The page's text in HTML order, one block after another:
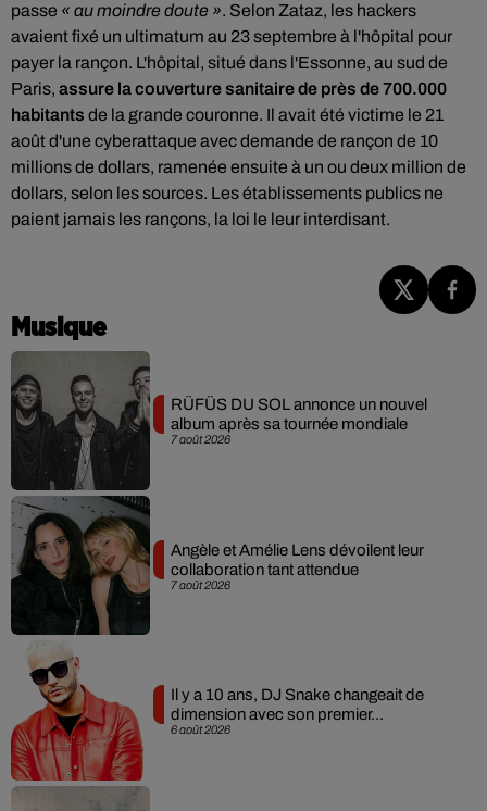
passe « au moindre doute ». Selon Zataz, les hackers
avaient fixé un ultimatum au 23 septembre à l'hôpital pour
payer la rançon. L'hôpital, situé dans l'Essonne, au sud de
Paris, assure la couverture sanitaire de près de 700.000
habitants de la grande couronne. Il avait été victime le 21
août d'une cyberattaque avec demande de rançon de 10
millions de dollars, ramenée ensuite à un ou deux million de
dollars, selon les sources. Les établissements publics ne
paient jamais les rançons, la loi le leur interdisant.
Musique
7 août 2026
RÜFÜS DU SOL annonce un nouvel
album après sa tournée mondiale
7 août 2026
Angèle et Amélie Lens dévoilent leur
collaboration tant attendue
6 août 2026
Il y a 10 ans, DJ Snake changeait de
dimension avec son premier...